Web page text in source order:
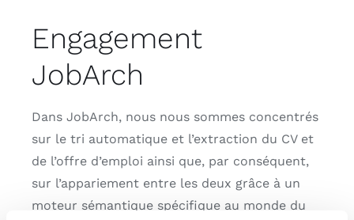
Engagement
JobArch
Dans JobArch, nous nous sommes concentrés
sur le tri automatique et l’extraction du CV et
de l’offre d’emploi ainsi que, par conséquent,
sur l’appariement entre les deux grâce à un
moteur sémantique spécifique au monde du